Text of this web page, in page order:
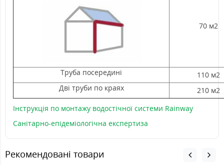
70 м2
Труба посередині
110 м2
Дві труби по краях
210 м2
Інструкція по монтажу водостічної системи Rainway
Санітарно-епідеміологічна експертиза
Рекомендовані товари